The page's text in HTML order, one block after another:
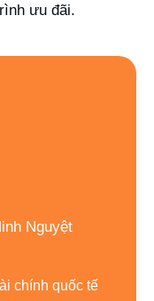
ưu đãi.
Nguyệt
chính quốc tế